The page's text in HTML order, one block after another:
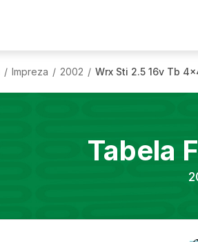
/ Impreza / 2002 / Wrx Sti 2.5 16v Tb
Tabela